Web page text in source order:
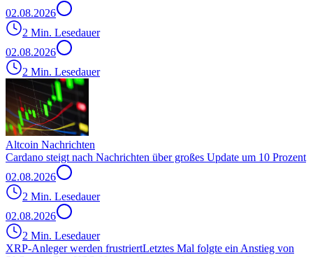
02.08.2026
2 Min. Lesedauer
02.08.2026
2 Min. Lesedauer
Altcoin Nachrichten
Cardano steigt nach Nachrichten über großes Update um 10 Prozent
02.08.2026
2 Min. Lesedauer
02.08.2026
2 Min. Lesedauer
XRP-Anleger werden frustriertLetztes Mal folgte ein Anstieg von